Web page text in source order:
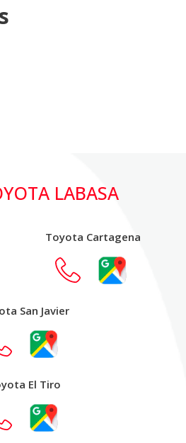
LABASA
Toyota Cartagena
San Javier
El Tiro